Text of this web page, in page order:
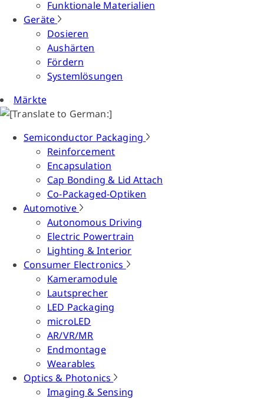
Funktionale Materialien
Geräte
Dosieren
Aushärten
Fördern
Systemlösungen
Märkte
Semiconductor Packaging
Reinforcement
Encapsulation
Cap Bonding & Lid Attach
Co-Packaged-Optiken
Automotive
Autonomous Driving
Electric Powertrain
Lighting & Interior
Consumer Electronics
Kameramodule
Lautsprecher
LED Packaging
microLED
AR/VR/MR
Endmontage
Wearables
Optics & Photonics
Imaging & Sensing